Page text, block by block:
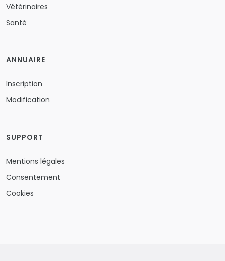
Vétérinaires
Santé
ANNUAIRE
Inscription
Modification
SUPPORT
Mentions légales
Consentement
Cookies